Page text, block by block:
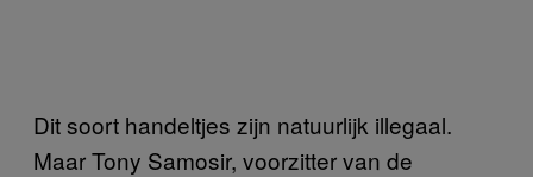
Dit soort handeltjes zijn natuurlijk illegaal.
Maar Tony Samosir, voorzitter van de